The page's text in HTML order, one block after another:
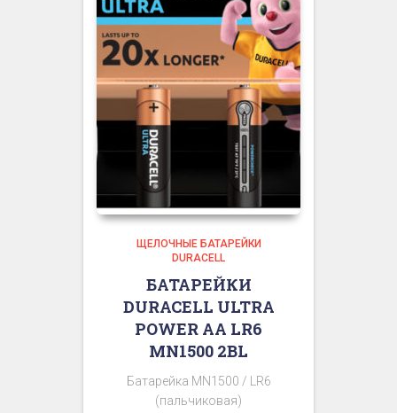
ЩЕЛОЧНЫЕ БАТАРЕЙКИ
DURACELL
БАТАРЕЙКИ
DURACELL ULTRA
POWER АА LR6
MN1500 2BL
Батарейка MN1500 / LR6
(пальчиковая)